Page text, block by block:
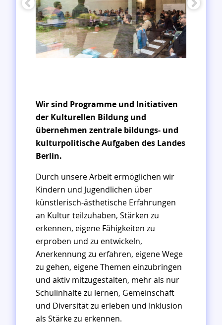
Wir sind Programme und Initiativen
der Kulturellen Bildung und
übernehmen zentrale bildungs- und
kulturpolitische Aufgaben des Landes
Berlin.
Durch unsere Arbeit ermöglichen wir
Kindern und Jugendlichen über
künstlerisch-ästhetische Erfahrungen
an Kultur teilzuhaben, Stärken zu
erkennen, eigene Fähigkeiten zu
erproben und zu entwickeln,
Anerkennung zu erfahren, eigene Wege
zu gehen, eigene Themen einzubringen
und aktiv mitzugestalten, mehr als nur
Schulinhalte zu lernen, Gemeinschaft
und Diversität zu erleben und Inklusion
als Stärke zu erkennen.